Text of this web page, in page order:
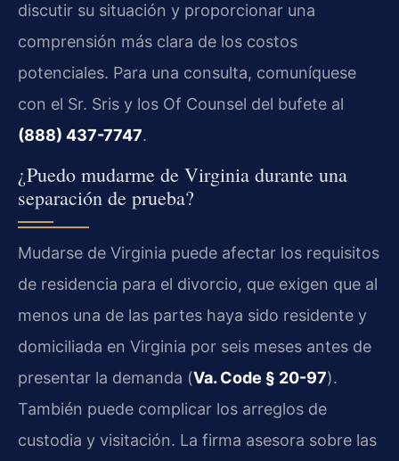
discutir su situación y proporcionar una
comprensión más clara de los costos
potenciales. Para una consulta, comuníquese
con el Sr. Sris y los Of Counsel del bufete al
(888) 437-7747.
¿Puedo mudarme de Virginia durante una
separación de prueba?
Mudarse de Virginia puede afectar los requisitos
de residencia para el divorcio, que exigen que al
menos una de las partes haya sido residente y
domiciliada en Virginia por seis meses antes de
presentar la demanda (Va. Code § 20-97).
También puede complicar los arreglos de
custodia y visitación. La firma asesora sobre las